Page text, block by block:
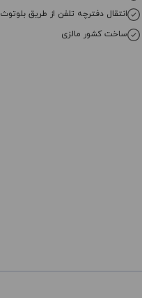
انتقال دفترچه تلفن از طریق بلوتوث
ساخت کشور مالزی